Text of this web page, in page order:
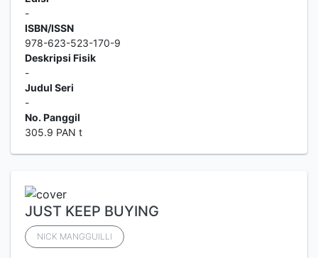
-
ISBN/ISSN
978-623-523-170-9
Deskripsi Fisik
-
Judul Seri
-
No. Panggil
305.9 PAN t
JUST KEEP BUYING
NICK MANGGUILLI